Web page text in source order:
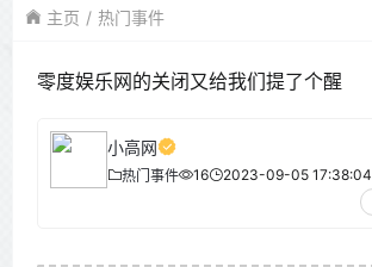
主页 热门事件
零度娱乐网的关闭又给我们提了个醒
小高网
热门事件 16 2023-09-05 17:38:04